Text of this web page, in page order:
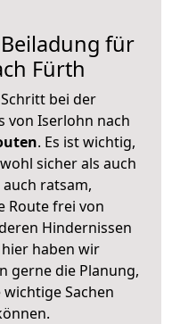
für
Fürth
bei der
von Iserlohn nach
. Es ist wichtig,
sicher als auch
ratsam,
Route frei von
Hindernissen
hier haben wir
gerne die Planung,
Sachen